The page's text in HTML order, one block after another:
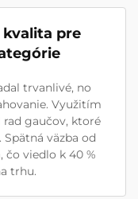
pre
trvanlivé, no
Využitím
gaučov, ktoré
väzba od
čo viedlo k 40 %
trhu.